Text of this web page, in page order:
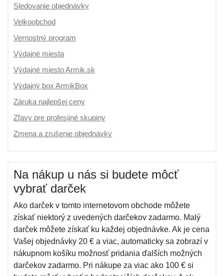
Sledovanie objednávky
Velkoobchod
Vernostný program
Výdajné miesta
Výdajné miesto Armik.sk
Výdajný box ArmikBox
Záruka najlepšej ceny
Zľavy pre profesijné skupiny
Zmena a zrušenie objednávky
Na nákup u nás si budete môcť
vybrať darček
Ako darček v tomto internetovom obchode môžete
získať niektorý z uvedených darčekov zadarmo. Malý
darček môžete získať ku každej objednávke. Ak je cena
Vašej objednávky 20 € a viac, automaticky sa zobrazí v
nákupnom košíku možnosť pridania ďalších možných
darčekov zadarmo. Pri nákupe za viac ako 100 € si